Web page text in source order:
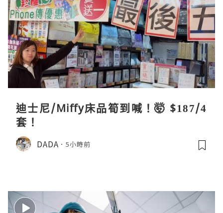
迪士尼/Miffy床品筍到喊！🤯 $187/4
套！
DADA 5小時前